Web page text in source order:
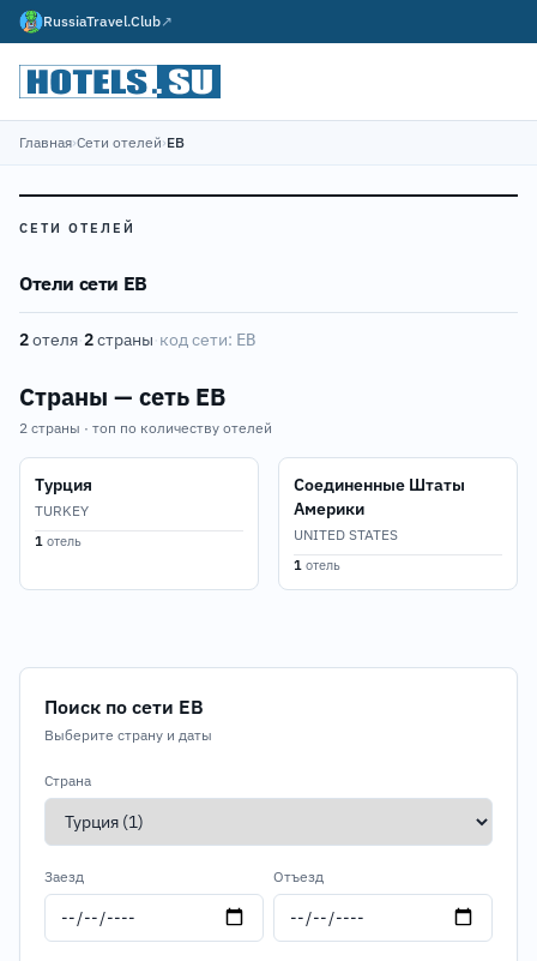
RussiaTravel.Club↗
Главная›Сети отелей›EB
СЕТИ ОТЕЛЕЙ
Отели сети EB
2отеля·2страны·код сети: EB
Страны — сеть EB
2 страны · топ по количеству отелей
Турция
TURKEY
1 отель
Соединенные Штаты
Америки
UNITED STATES
1 отель
Поиск по сети EB
Выберите страну и даты
Страна
Заезд Отъезд